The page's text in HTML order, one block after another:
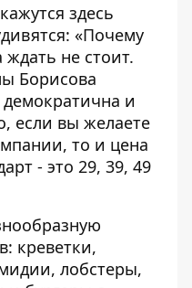
здесь
«Почему
не стоит.
Борисова
и
если вы желаете
то и цена
- это 29, 39, 49
креветки,
лобстеры,